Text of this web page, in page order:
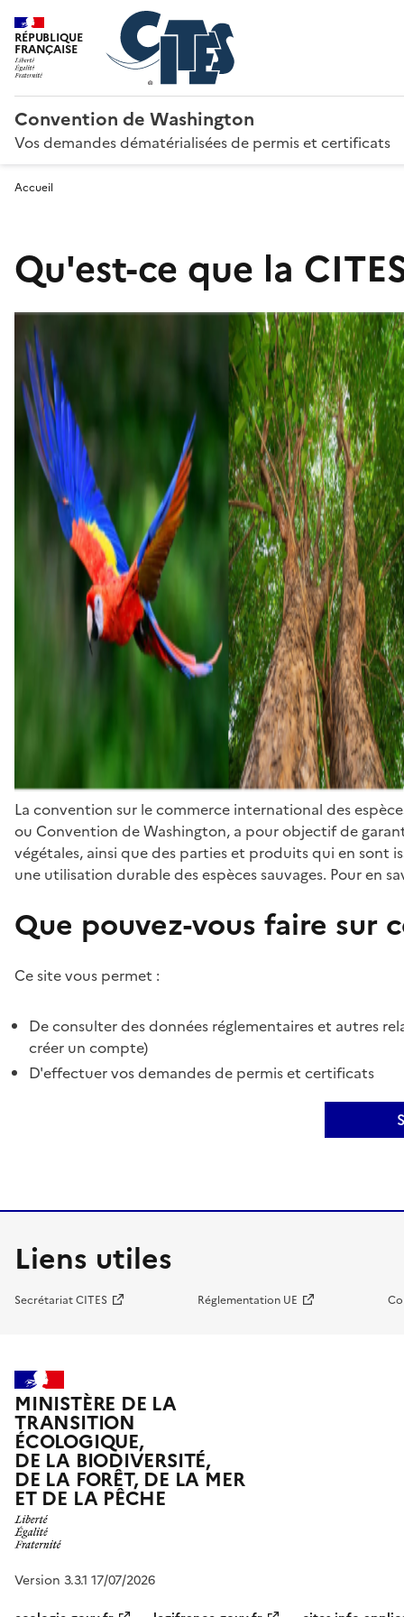
RÉPUBLIQUE
FRANÇAISE
Convention de Washington
Vos demandes dématérialisées de permis et certificats
Accueil
Qu'est-ce que la
La convention sur le commerce international des
ou Convention de Washington, a pour objectif de
végétales, ainsi que des parties et produits qui en sont
une utilisation durable des espèces sauvages. Pour en
Que pouvez-vous faire sur
Ce site vous permet :
De consulter des données réglementaires et autres
créer un compte)
D'effectuer vos demandes de permis et certificats
Liens utiles
Secrétariat CITES Réglementation UE
MINISTÈRE DE LA
TRANSITION
ÉCOLOGIQUE,
DE LA BIODIVERSITÉ,
DE LA FORÊT, DE LA MER
ET DE LA PÊCHE
Version 3.3.1 17/07/2026